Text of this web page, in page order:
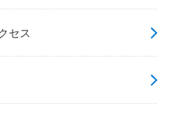
セス